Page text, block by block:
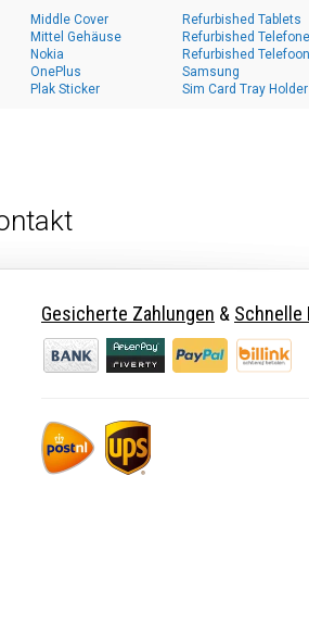
Middle Cover
Mittel Gehäuse
Nokia
OnePlus
Plak Sticker
Refurbished Tablets
Refurbished Telefone
Refurbished
Samsung
Sim Card Tray Holder
Gesicherte Zahlungen & Schnelle